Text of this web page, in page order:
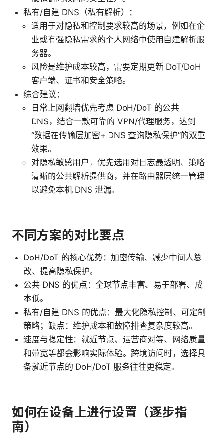
私有/自建 DNS（私有解析）：
适用于对隐私和控制要求较高的场景，例如在企
业或有强隐私需求的个人网络中使用自建解析服
务器。
风险是维护成本较高，需要定期更新 DoT/DoH
客户端、证书和安全策略。
综合建议：
日常上网翻墙优先考虑 DoH/DoT 的公共
DNS，结合一款可靠的 VPN/代理服务，达到
“数据在传输层加密+ DNS 查询隐私保护”的双重
效果。
对隐私敏感用户，优先选用对日志最透明、策略
清晰的公共解析提供商，并在路由器层统一管理
以避免本机 DNS 泄漏。
不同方案的对比要点
DoH/DoT 的核心优势：加密传输、减少中间人篡
改、提高隐私保护。
公共 DNS 的优点：全球节点丰富、易于部署、成
本低。
私有/自建 DNS 的优点：最大化隐私控制、可定制
策略；缺点：维护成本和故障排查复杂度较高。
速度与稳定性：就近节点、运营商对等、网络质量
和带宽等都会影响实际体验。跨境访问时，选择具
备就近节点的 DoH/DoT 服务往往更稳定。
如何在设备上进行设置（逐步指
南）